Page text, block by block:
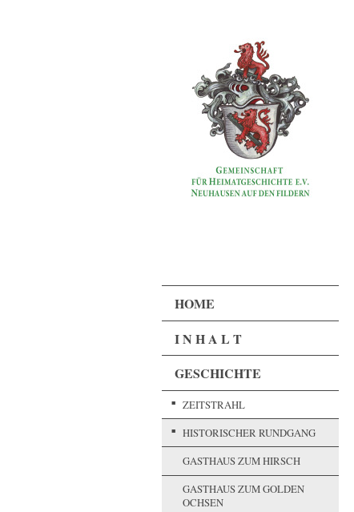
HOME
I N H A L T
GESCHICHTE
ZEITSTRAHL
HISTORISCHER RUNDGANG
GASTHAUS ZUM HIRSCH
GASTHAUS ZUM GOLDEN
OCHSEN